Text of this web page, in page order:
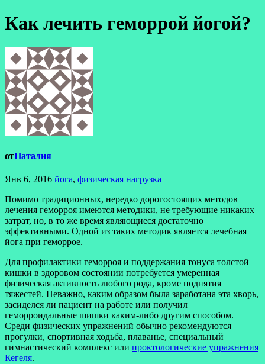
Как лечить геморрой йогой?
отНаталия
Янв 6, 2016 йога, физическая нагрузка
Помимо традиционных, нередко дорогостоящих методов
лечения геморроя имеются методики, не требующие никаких
затрат, но, в то же время являющиеся достаточно
эффективными. Одной из таких методик является лечебная
йога при геморрое.
Для профилактики геморроя и поддержания тонуса толстой
кишки в здоровом состоянии потребуется умеренная
физическая активность любого рода, кроме поднятия
тяжестей. Неважно, каким образом была заработана эта хворь,
засиделся ли пациент на работе или получил
геморроидальные шишки каким-либо другим способом.
Среди физических упражнений обычно рекомендуются
прогулки, спортивная ходьба, плаванье, специальный
гимнастический комплекс или проктологические упражнения
Кегеля.